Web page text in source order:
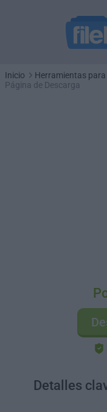
Inicio Herramientas
Página de Descarga
Detalles